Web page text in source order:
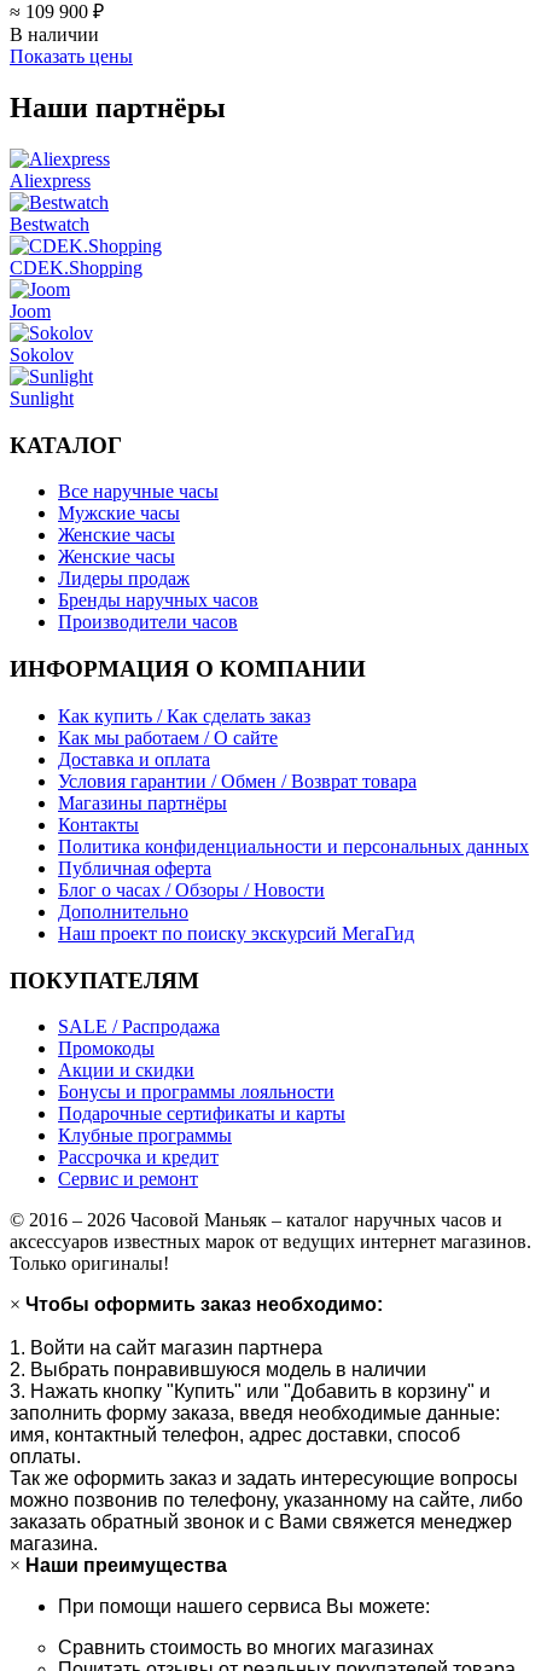
≈ 109 900 ₽
В наличии
Показать цены
Наши партнёры
Aliexpress
Bestwatch
CDEK.Shopping
Joom
Sokolov
Sunlight
КАТАЛОГ
Все наручные часы
Мужские часы
Женские часы
Женские часы
Лидеры продаж
Бренды наручных часов
Производители часов
ИНФОРМАЦИЯ О КОМПАНИИ
Как купить / Как сделать заказ
Как мы работаем / О сайте
Доставка и оплата
Условия гарантии / Обмен / Возврат товара
Магазины партнёры
Контакты
Политика конфиденциальности и персональных данных
Публичная оферта
Блог о часах / Обзоры / Новости
Дополнительно
Наш проект по поиску экскурсий МегаГид
ПОКУПАТЕЛЯМ
SALE / Распродажа
Промокоды
Акции и скидки
Бонусы и программы лояльности
Подарочные сертификаты и карты
Клубные программы
Рассрочка и кредит
Сервис и ремонт
© 2016 – 2026 Часовой Маньяк – каталог наручных часов и
аксессуаров известных марок от ведущих интернет магазинов.
Только оригиналы!
× Чтобы оформить заказ необходимо:
1. Войти на сайт магазин партнера
2. Выбрать понравившуюся модель в наличии
3. Нажать кнопку "Купить" или "Добавить в корзину" и
заполнить форму заказа, введя необходимые данные:
имя, контактный телефон, адрес доставки, способ
оплаты.
Так же оформить заказ и задать интересующие вопросы
можно позвонив по телефону, указанному на сайте, либо
заказать обратный звонок и с Вами свяжется менеджер
магазина.
× Наши преимущества
При помощи нашего сервиса Вы можете:
Сравнить стоимость во многих магазинах